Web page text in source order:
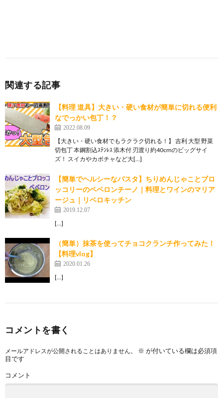
関連する記事
【料理 道具】大きい・硬い食材が簡単に切れる便利
なでっかい包丁！？
2022.08.09
【大きい・硬い食材でもラクラク切れる！】 吉利 大型 野菜
切包丁 本鋼割込ｽﾃﾝﾚｽ 添木付 刃渡り約40cmのビッグサイ
ズ！ スイカやカボチャなど大[…]
【簡単でヘルシーなパスタ】ちりめんじゃことブロ
ッコリーのペペロンチーノ｜料理とワインのマリア
ージュ｜リベロキッチン
2019.12.07
[…]
（簡単）抹茶を使ってチョコクランチ作ってみた！
【料理vlog】
2020.01.26
[…]
コメントを書く
メールアドレスが公開されることはありません。 ※ が付いている欄は必須項
目です
コメント